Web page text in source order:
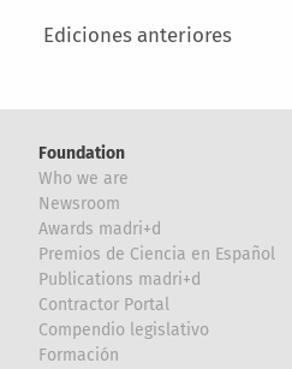
Ediciones anteriores
Foundation
Who we are
Newsroom
Awards madri+d
Premios de Ciencia en Español
Publications madri+d
Contractor Portal
Compendio legislativo
Formación